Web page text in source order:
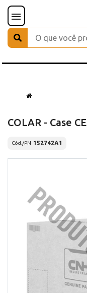
COLAR - Case CE
Cód./PN 152742A1